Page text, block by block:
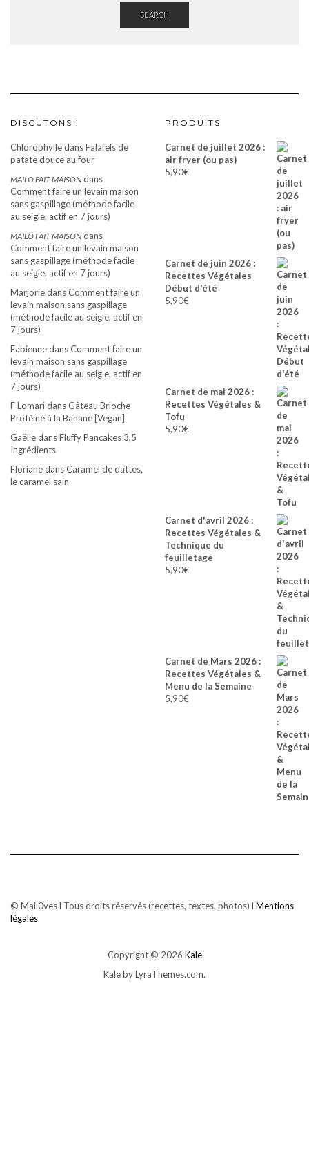
SEARCH
DISCUTONS !
ChlorophylledansFalafels de
patate douce au four
MAILO FAIT MAISON dans
Comment faire un levain maison
sans gaspillage (méthode facile
au seigle, actif en 7 jours)
MAILO FAIT MAISON dans
Comment faire un levain maison
sans gaspillage (méthode facile
au seigle, actif en 7 jours)
MarjoriedansComment faire un
levain maison sans gaspillage
(méthode facile au seigle, actif en
7 jours)
FabiennedansComment faire un
levain maison sans gaspillage
(méthode facile au seigle, actif en
7 jours)
F LomaridansGâteau Brioche
Protéiné à la Banane [Vegan]
GaëlledansFluffy Pancakes 3,5
Ingrédients
FlorianedansCaramel de dattes,
le caramel sain
PRODUITS
Carnet de juillet 2026 :
air fryer (ou pas)
5,90€
Carnet de juin 2026 :
Recettes Végétales
Début d'été
5,90€
Carnet de mai 2026 :
Recettes Végétales &
Tofu
5,90€
Carnet d'avril 2026 :
Recettes Végétales &
Technique du
feuilletage
5,90€
Carnet de Mars 2026 :
Recettes Végétales &
Menu de la Semaine
5,90€
© Mail0ves l Tous droits réservés (recettes, textes, photos) l Mentions
légales
Copyright © 2026 Kale
Kaleby LyraThemes.com.